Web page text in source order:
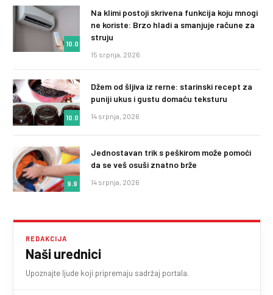
10.0
Na klimi postoji skrivena funkcija koju mnogi
ne koriste: Brzo hladi a smanjuje račune za
struju
15 srpnja, 2026
10.0
Džem od šljiva iz rerne: starinski recept za
puniji ukus i gustu domaću teksturu
14 srpnja, 2026
9.9
Jednostavan trik s peškirom može pomoći
da se veš osuši znatno brže
14 srpnja, 2026
REDAKCIJA
Naši urednici
Upoznajte ljude koji pripremaju sadržaj portala.